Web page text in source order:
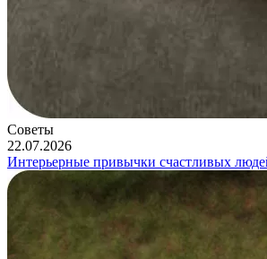
Советы
22.07.2026
Интерьерные привычки счастливых